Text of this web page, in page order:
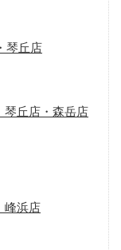
琴丘店
琴丘店・森岳店
峰浜店